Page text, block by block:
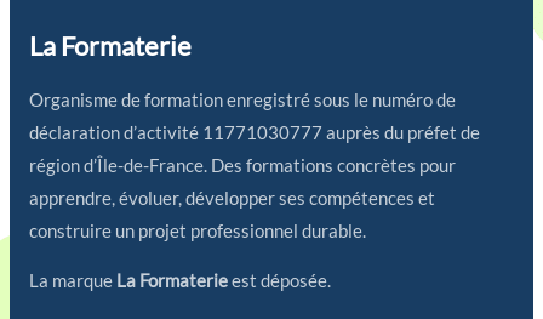
La Formaterie
Organisme de formation enregistré sous le numéro de
déclaration d’activité 11771030777 auprès du préfet de
région d’Île-de-France. Des formations concrètes pour
apprendre, évoluer, développer ses compétences et
construire un projet professionnel durable.
La marque La Formaterieest déposée.